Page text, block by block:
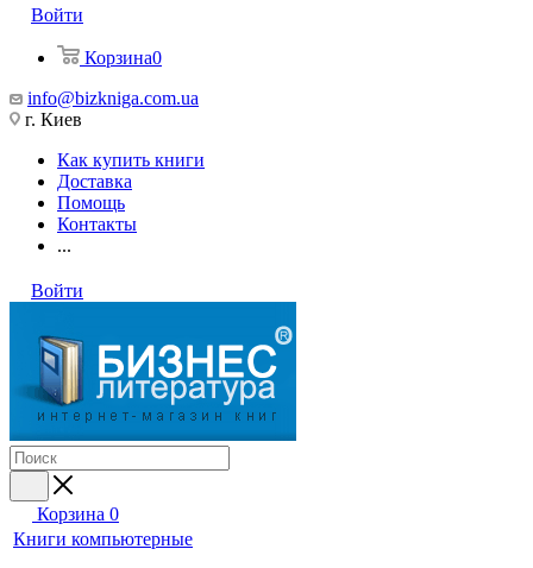
Войти
Корзина0
info@bizkniga.com.ua
г. Киев
Как купить книги
Доставка
Помощь
Контакты
...
Войти
Корзина 0
Книги компьютерные